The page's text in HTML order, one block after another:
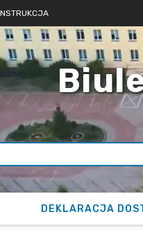
DEKLARACJA